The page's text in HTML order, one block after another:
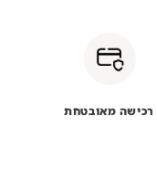
רכישה מאובטחת